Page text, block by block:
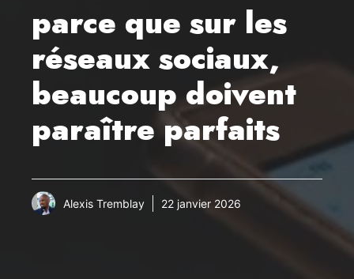
parce que sur les
réseaux sociaux,
beaucoup doivent
paraître parfaits
Alexis Tremblay 22 janvier 2026